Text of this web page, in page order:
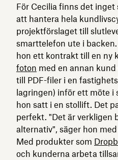
För Cecilia finns det
att hantera hela
projektförslaget till
smarttelefon ute i
hon ett kontrakt till en ny
foton med en annan
till PDF-filer i en
lagringen) inför ett möte i
hon satt i en stollift. Det
perfekt. "Det är verkligen
alternativ", säger hon
Med produkter som
och kunderna arbeta